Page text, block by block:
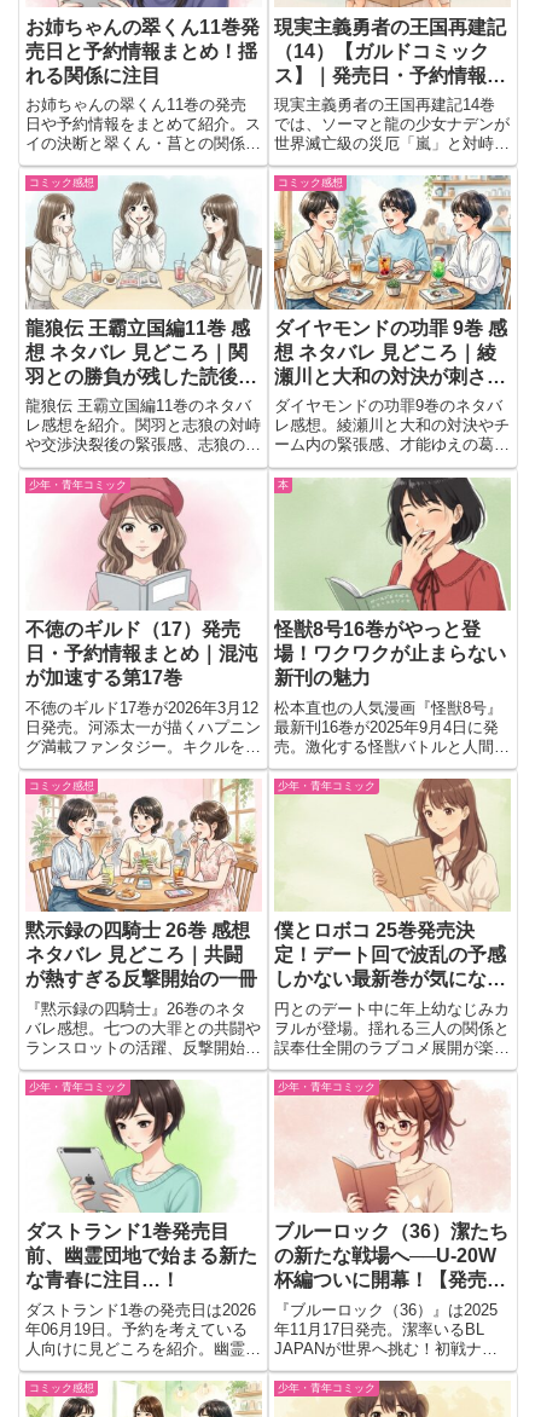
お姉ちゃんの翠くん11巻発
売日と予約情報まとめ！揺
れる関係に注目
お姉ちゃんの翠くん11巻の発売
日や予約情報をまとめて紹介。ス
イの決断と翠くん・菖との関係の
変化など、気になるポイントもわ
かりやすくチェックできる内容。
現実主義勇者の王国再建記
（14）【ガルドコミック
ス】｜発売日・予約情報ま
とめ
現実主義勇者の王国再建記14巻
では、ソーマと龍の少女ナデンが
世界滅亡級の災厄「嵐」と対峙。
立方体の脅威が迫る中、家族と国
を守るための決死の戦いが始ま
る。
コミック感想
龍狼伝 王霸立国編11巻 感
想 ネタバレ 見どころ｜関
羽との勝負が残した読後の
余韻
龍狼伝 王霸立国編11巻のネタバ
レ感想を紹介。関羽と志狼の対峙
や交渉決裂後の緊張感、志狼の成
長など読後に印象へ残った見どこ
ろを会話形式で語ります。
コミック感想
ダイヤモンドの功罪 9巻 感
想 ネタバレ 見どころ｜綾
瀬川と大和の対決が刺さる
最新巻
ダイヤモンドの功罪9巻のネタバ
レ感想。綾瀬川と大和の対決やチ
ーム内の緊張感、才能ゆえの葛藤
など、読後に強く印象へ残った見
どころと次巻への期待をまとめて
少年・青年コミック
不徳のギルド（17）発売
日・予約情報まとめ｜混沌
が加速する第17巻
不徳のギルド17巻が2026年3月12
日発売。河添太一が描くハプニン
グ満載ファンタジー。キクルを巡
る思惑が交錯し、裏切者をあぶり
出す波乱の最新刊。
本
怪獣8号16巻がやっと登
場！ワクワクが止まらない
新刊の魅力
松本直也の人気漫画『怪獣8号』
最新刊16巻が2025年9月4日に発
売。激化する怪獣バトルと人間ド
ラマが描かれる注目の内容を要チ
ェック。
コミック感想
黙示録の四騎士 26巻 感想
ネタバレ 見どころ｜共闘
が熱すぎる反撃開始の一冊
『黙示録の四騎士』26巻のネタ
バレ感想。七つの大罪との共闘や
ランスロットの活躍、反撃開始の
高揚感など、印象に残ったシーン
と次巻への期待をまとめていま
少年・青年コミック
僕とロボコ 25巻発売決
定！デート回で波乱の予感
しかない最新巻が気になり
すぎる件
円とのデート中に年上幼なじみカ
ヲルが登場。揺れる三人の関係と
誤奉仕全開のラブコメ展開が楽し
める『僕とロボコ』25巻。
少年・青年コミック
ダストランド1巻発売目
前、幽霊団地で始まる新た
な青春に注目…！
ダストランド1巻の発売日は2026
年06月19日。予約を考えている
人向けに見どころを紹介。幽霊団
地で始まるヒバリの青春と、クロ
ーズ・WORSTにつながる新シリ
ーズの魅力をチェック
少年・青年コミック
ブルーロック（36）潔たち
の新たな戦場へ──U-20W
杯編ついに開幕！【発売
日：2025年11月17日】
『ブルーロック（36）』は2025
年11月17日発売。潔率いるBL
JAPANが世界へ挑む！初戦ナイ
ジェリア戦で炸裂するエゴと本
能。U-20W杯編、ついに開幕！
コミック感想 少年・青年コミック